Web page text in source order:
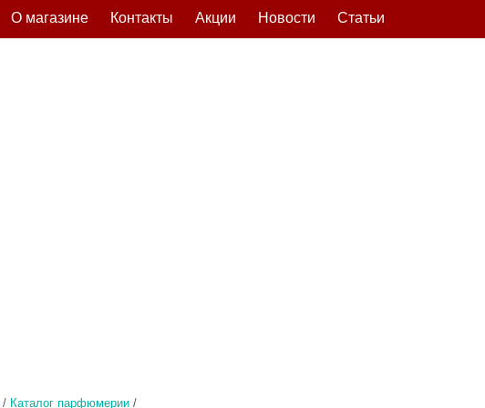
/ Каталог парфюмерии /
Статьи
Новости
Акции
Контакты
О магазине